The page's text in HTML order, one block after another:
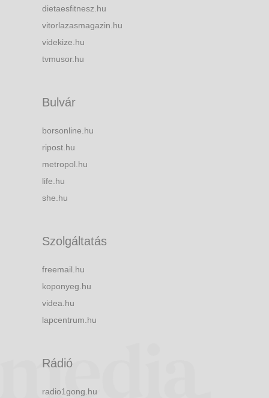
dietaesfitnesz.hu
vitorlazasmagazin.hu
videkize.hu
tvmusor.hu
Bulvár
borsonline.hu
ripost.hu
metropol.hu
life.hu
she.hu
Szolgáltatás
freemail.hu
koponyeg.hu
videa.hu
lapcentrum.hu
Rádió
radio1gong.hu